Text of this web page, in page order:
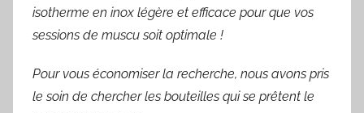
isotherme en inox légère et efficace pour que vos
sessions de muscu soit optimale !
Pour vous économiser la recherche, nous avons pris
le soin de chercher les bouteilles qui se prêtent le